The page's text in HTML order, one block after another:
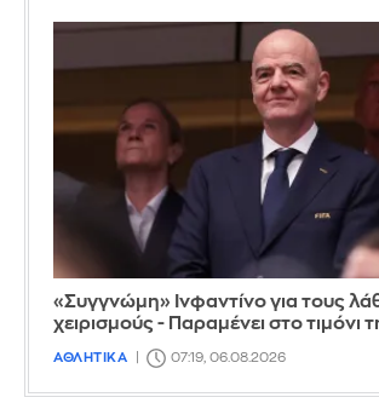
«Συγγνώμη» Ινφαντίνο για τους
χειρισμούς - Παραμένει στο τιμόνι
ΑΘΛΗΤΙΚΑ 07:19, 06.08.2026